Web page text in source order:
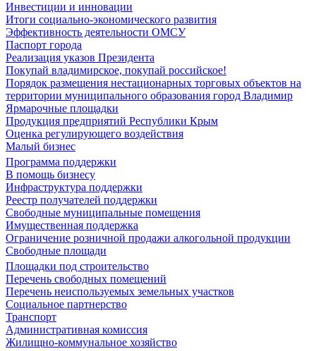
Инвестиции и инновации
Итоги социально-экономического развития
Эффективность деятельности ОМСУ
Паспорт города
Реализация указов Президента
Покупай владимирское, покупай российское!
Порядок размещения нестационарных торговых объектов на
территории муниципального образования город Владимир
Ярмарочные площадки
Продукция предприятий Республики Крым
Оценка регулирующего воздействия
Малый бизнес
Программа поддержки
В помощь бизнесу
Инфраструктура поддержки
Реестр получателей поддержки
Свободные муниципальные помещения
Имущественная поддержка
Ограничение розничной продажи алкогольной продукции
Свободные площади
Площадки под строительство
Перечень свободных помещений
Перечень неиспользуемых земельных участков
Социальное партнерство
Транспорт
Административная комиссия
Жилищно-коммунальное хозяйство